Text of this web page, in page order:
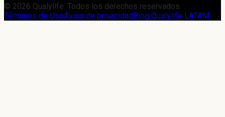
© 2026 Qualylife. Todos los derechos reservados.
Términos de UsoAviso de privacidad Blog Qualylife LATAM